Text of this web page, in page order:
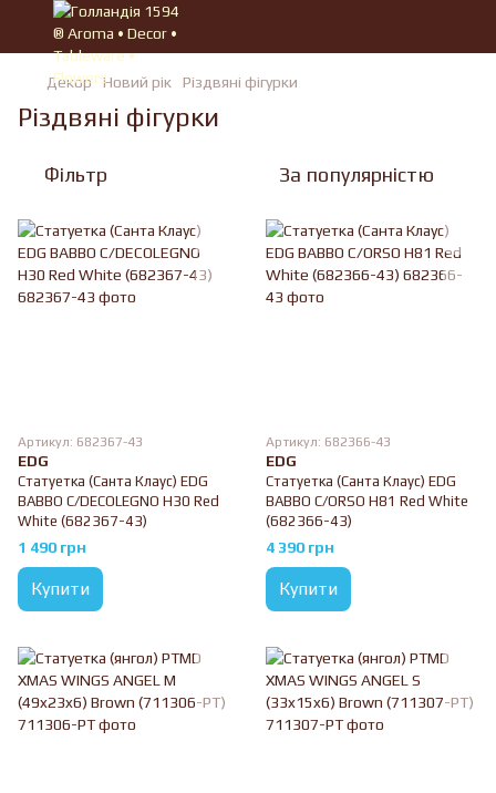
Декор Новий рік Різдвяні фігурки
Різдвяні фігурки
Фільтр За популярністю
Артикул: 682367-43
EDG
Статуетка (Санта Клаус) EDG
BABBO C/DECOLEGNO H30 Red
White (682367-43)
1 490 грн
Купити
Артикул: 682366-43
EDG
Статуетка (Санта Клаус) EDG
BABBO C/ORSO H81 Red White
(682366-43)
4 390 грн
Купити